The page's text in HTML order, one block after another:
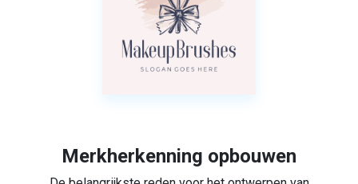
Merkherkenning opbouwen